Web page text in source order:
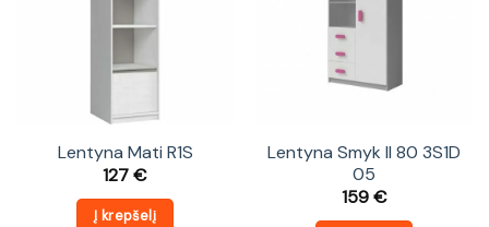
Lentyna Mati R1S
127€
Į krepšelį
Lentyna Smyk II 80 3S1D
05
159€